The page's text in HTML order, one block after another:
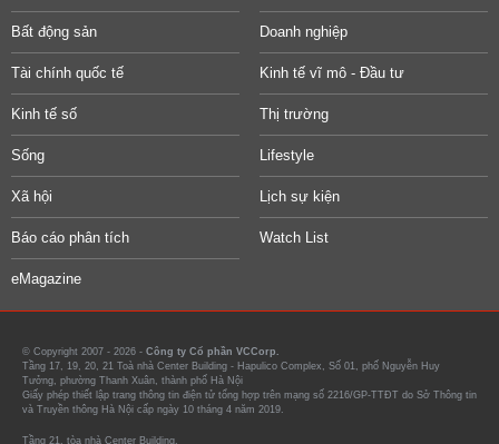
Bất động sản Doanh nghiệp
Tài chính quốc tế Kinh tế vĩ mô - Đầu tư
Kinh tế số Thị trường
Sống Lifestyle
Xã hội Lịch sự kiện
Báo cáo phân tích Watch List
eMagazine
© Copyright 2007 - 2026 - Công ty Cổ phần VCCorp.
Tầng 17, 19, 20, 21 Toà nhà Center Building - Hapulico Complex, Số 01, phố Nguyễn Huy
Tưởng, phường Thanh Xuân, thành phố Hà Nội
Giấy phép thiết lập trang thông tin điện tử tổng hợp trên mạng số 2216/GP-TTĐT do Sở Thông tin
và Truyền thông Hà Nội cấp ngày 10 tháng 4 năm 2019.
Tầng 21, tòa nhà Center Building.